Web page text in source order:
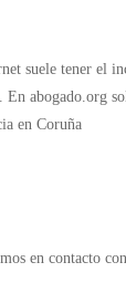
suele tener el
En abogado.org
en Coruña
en contacto